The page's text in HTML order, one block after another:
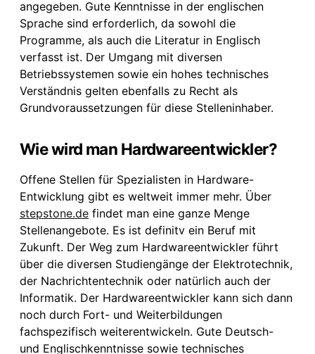
angegeben. Gute Kenntnisse in der englischen
Sprache sind erforderlich, da sowohl die
Programme, als auch die Literatur in Englisch
verfasst ist. Der Umgang mit diversen
Betriebssystemen sowie ein hohes technisches
Verständnis gelten ebenfalls zu Recht als
Grundvoraussetzungen für diese Stelleninhaber.
Wie wird man Hardwareentwickler?
Offene Stellen für Spezialisten in Hardware-
Entwicklung gibt es weltweit immer mehr. Über
stepstone.de findet man eine ganze Menge
Stellenangebote. Es ist definitv ein Beruf mit
Zukunft. Der Weg zum Hardwareentwickler führt
über die diversen Studiengänge der Elektrotechnik,
der Nachrichtentechnik oder natürlich auch der
Informatik. Der Hardwareentwickler kann sich dann
noch durch Fort- und Weiterbildungen
fachspezifisch weiterentwickeln. Gute Deutsch-
und Englischkenntnisse sowie technisches